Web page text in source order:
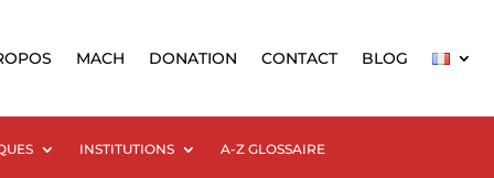
MACH DONATION CONTACT BLOG
INSTITUTIONS A-Z GLOSSAIRE